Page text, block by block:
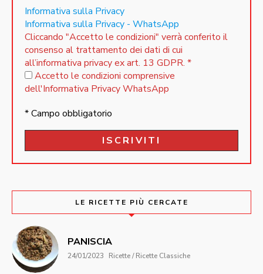
Informativa sulla Privacy
Informativa sulla Privacy - WhatsApp
Cliccando "Accetto le condizioni" verrà conferito il
consenso al trattamento dei dati di cui
all’informativa privacy ex art. 13 GDPR. *
Accetto le condizioni comprensive
dell'Informativa Privacy WhatsApp
* Campo obbligatorio
LE RICETTE PIÙ CERCATE
PANISCIA
24/01/2023 Ricette / Ricette Classiche